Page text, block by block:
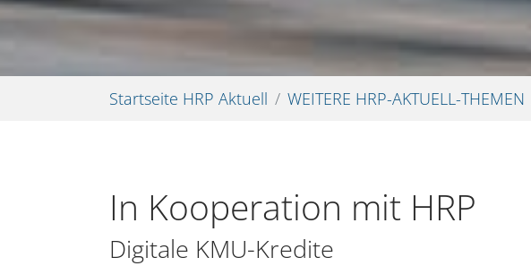
Sie sind hier:
Startseite HRP Aktuell WEITERE HRP-AKTUELL-THEMEN
In Kooperation mit HRP
Digitale KMU-Kredite